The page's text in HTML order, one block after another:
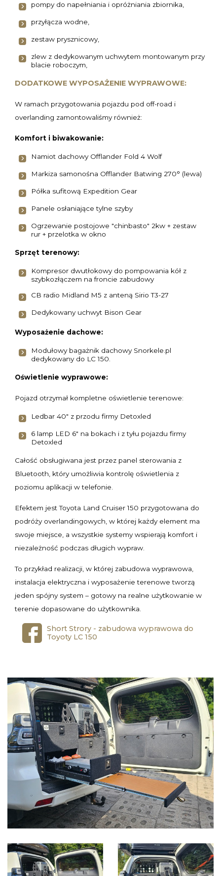
pompy do napełniania i opróżniania zbiornika,
przyłącza wodne,
zestaw prysznicowy,
zlew z dedykowanym uchwytem montowanym przy
blacie roboczym,
DODATKOWE WYPOSAŻENIE WYPRAWOWE:
W ramach przygotowania pojazdu pod off-road i
overlanding zamontowaliśmy również:
Komfort i biwakowanie:
Namiot dachowy Offlander Fold 4 Wolf
Markiza samonośna Offlander Batwing 270° (lewa)
Półka sufitową Expedition Gear
Panele osłaniające tylne szyby
Ogrzewanie postojowe "chinbasto" 2kw + zestaw
rur + przelotka w okno
Sprzęt terenowy:
Kompresor dwutłokowy do pompowania kół z
szybkozłączem na froncie zabudowy
CB radio Midland M5 z anteną Sirio T3-27
Dedykowany uchwyt Bison Gear
Wyposażenie dachowe:
Modułowy bagażnik dachowy Snorkele.pl
dedykowany do LC 150.
Oświetlenie wyprawowe:
Pojazd otrzymał kompletne oświetlenie terenowe:
Ledbar 40" z przodu firmy Detoxled
6 lamp LED 6" na bokach i z tyłu pojazdu firmy
Detoxled
Całość obsługiwana jest przez panel sterowania z
Bluetooth, który umożliwia kontrolę oświetlenia z
poziomu aplikacji w telefonie.
Efektem jest Toyota Land Cruiser 150 przygotowana do
podróży overlandingowych, w której każdy element ma
swoje miejsce, a wszystkie systemy wspierają komfort i
niezależność podczas długich wypraw.
To przykład realizacji, w której zabudowa wyprawowa,
instalacja elektryczna i wyposażenie terenowe tworzą
jeden spójny system – gotowy na realne użytkowanie w
terenie dopasowane do użytkownika.
Short Strory - zabudowa wyprawowa do
Toyoty LC 150